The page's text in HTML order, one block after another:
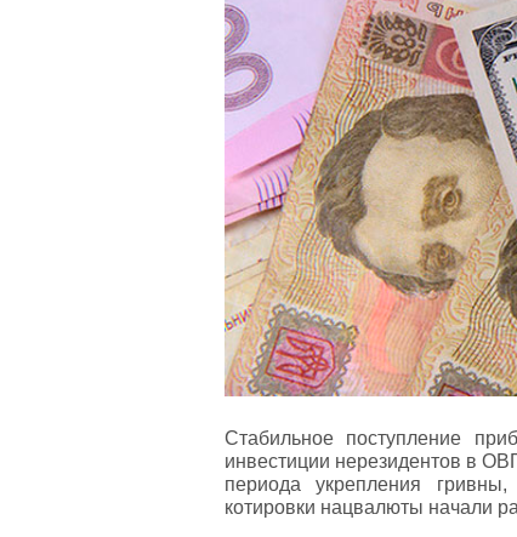
Стабильное поступление
инвестиции нерезидентов в
периода укрепления
котировки нацвалюты начали